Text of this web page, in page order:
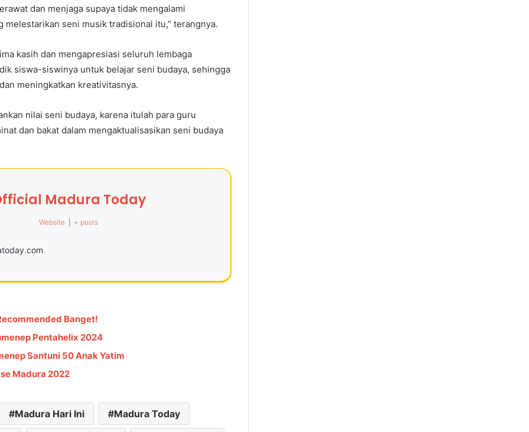
dan menjaga supaya tidak mengalami
melestarikan seni musik tradisional itu,” terangnya.
kasih dan mengapresiasi seluruh lembaga
siswa-siswinya untuk belajar seni budaya, sehingga
meningkatkan kreativitasnya.
nilai seni budaya, karena itulah para guru
dan bakat dalam mengaktualisasikan seni budaya
Madura Today
Website + posts
Banget!
Pentahelix 2024
Santuni 50 Anak Yatim
Madura 2022
Madura Hari Ini Madura Today